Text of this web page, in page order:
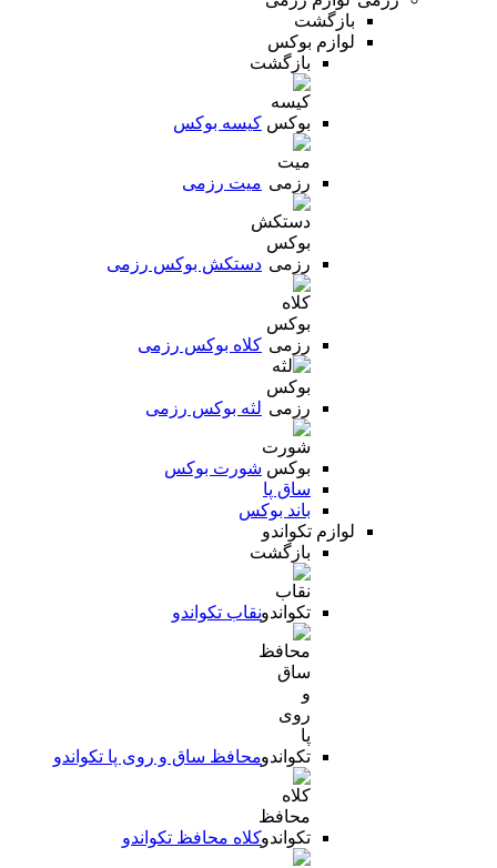
بازگشت
لوازم بوکس
بازگشت
کیسه بوکس
میت رزمی
دستکش بوکس رزمی
کلاه بوکس رزمی
لثه بوکس رزمی
شورت بوکس
ساق پا
باند بوکس
لوازم تکواندو
بازگشت
نقاب تکواندو
محافظ ساق و روی پا تکواندو
کلاه محافظ تکواندو